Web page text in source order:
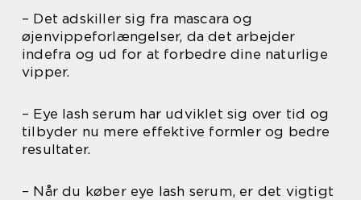
– Det adskiller sig fra mascara og
øjenvippeforlængelser, da det arbejder
indefra og ud for at forbedre dine naturlige
vipper.
– Eye lash serum har udviklet sig over tid og
tilbyder nu mere effektive formler og bedre
resultater.
– Når du køber eye lash serum, er det vigtigt